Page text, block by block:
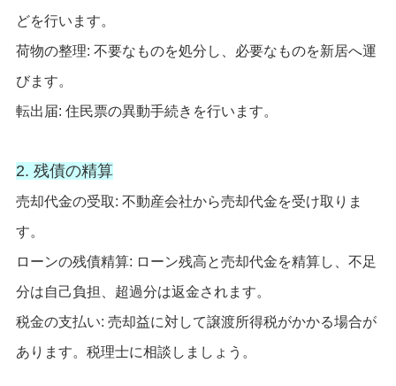
どを行います。
荷物の整理: 不要なものを処分し、必要なものを新居へ運
びます。
転出届: 住民票の異動手続きを行います。
2. 残債の精算
売却代金の受取: 不動産会社から売却代金を受け取りま
す。
ローンの残債精算: ローン残高と売却代金を精算し、不足
分は自己負担、超過分は返金されます。
税金の支払い: 売却益に対して譲渡所得税がかかる場合が
あります。税理士に相談しましょう。